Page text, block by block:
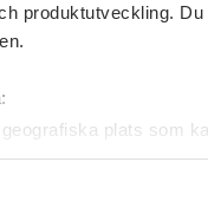
produktutveckling.
plats som
hem. Den är läckert